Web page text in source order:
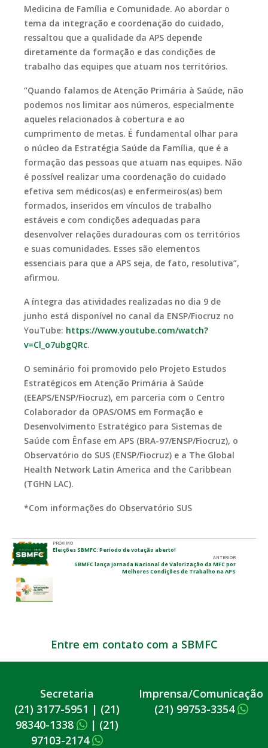
Medicina de Família e Comunidade. Ao abordar o
tema da integração e coordenação do cuidado,
ressaltou que a qualidade da APS depende
diretamente da formação e das condições de
trabalho das equipes que atuam nos territórios.
“Quando falamos de Atenção Primária à Saúde, não
podemos nos limitar aos números, especialmente
aqueles relacionados à cobertura e ao
cumprimento de metas. É fundamental olhar para
o núcleo da Estratégia Saúde da Família, que é a
formação das pessoas que atuam nas equipes. Não
é possível realizar uma coordenação do cuidado
efetiva sem médicos(as) e enfermeiros(as) bem
formados, inseridos em vínculos de trabalho
estáveis e com condições adequadas para
desenvolver relações duradouras com os territórios
e suas comunidades. Esses são elementos
essenciais para que a APS seja, de fato, resolutiva”,
afirmou.
A íntegra das atividades realizadas no dia 9 de
junho está disponível no canal da ENSP/Fiocruz no
YouTube: https://www.youtube.com/watch?
v=Cl_o7ubgQRc.
O seminário foi promovido pelo Projeto Estudos
Estratégicos em Atenção Primária à Saúde
(EEAPS/ENSP/Fiocruz), em parceria com o Centro
Colaborador da OPAS/OMS em Formação e
Desenvolvimento Estratégico para Sistemas de
Saúde com Ênfase em APS (BRA-97/ENSP/Fiocruz), o
Observatório do SUS (ENSP/Fiocruz) e a The Global
Health Network Latin America and the Caribbean
(TGHN LAC).
*Com informações do Observatório SUS
PRÓXIMO
Eleições SBMFC: Período de votação aberto!
ANTERIOR
SBMFC lança Jornada Nacional de Valorização da MFC por
Melhores Condições de Trabalho na APS
Entre em contato com a SBMFC
Secretaria
(21) 3177-5951 | (21)
98340-1338
| (21)
97103-2174
Imprensa/Comunicação
(21) 99753-3354